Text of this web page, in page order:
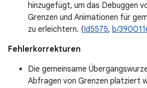
hinzugefügt, um das Debuggen
Grenzen und Animationen für
zu erleichtern. (Id5575, b/
Fehlerkorrekturen
Die gemeinsame
Abfragen von Grenzen platziert